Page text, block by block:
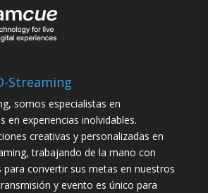
Streaming
somos especialistas en
en experiencias inolvidables.
creativas y personalizadas en
trabajando de la mano con
para convertir sus metas en nuestros
y evento es único para